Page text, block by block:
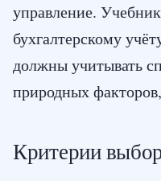
управление.
бухгалтерскому
должны учитывать
природных
Критерии